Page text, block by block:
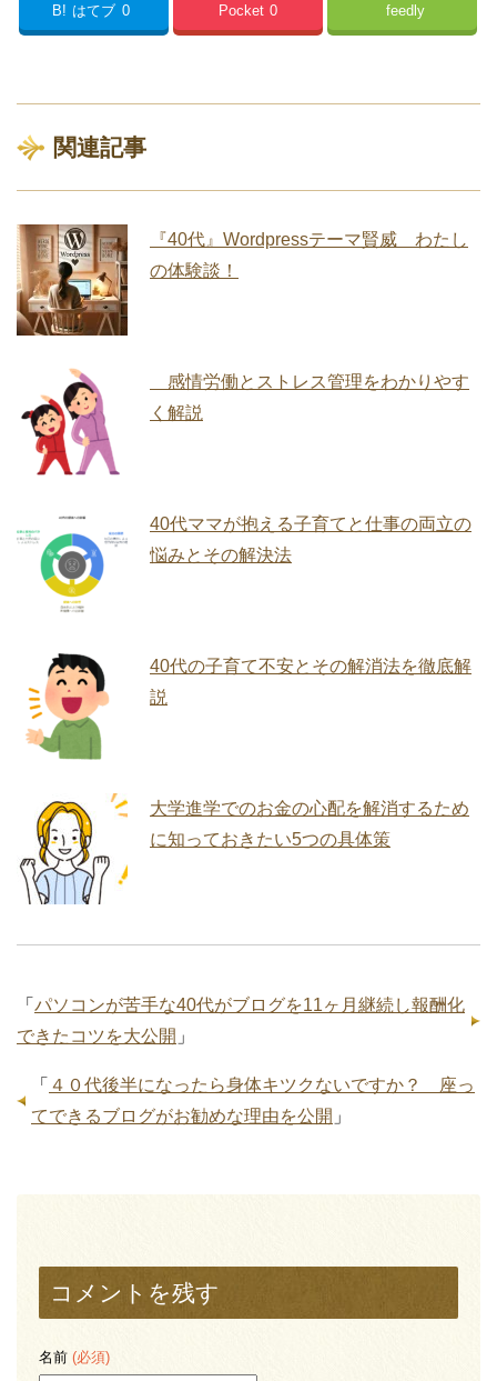
B! はてブ 0 Pocket 0 feedly
関連記事
『40代』Wordpressテーマ賢威 わたし
の体験談！
感情労働とストレス管理をわかりやす
く解説
40代ママが抱える子育てと仕事の両立の
悩みとその解決法
40代の子育て不安とその解消法を徹底解
説
大学進学でのお金の心配を解消するため
に知っておきたい5つの具体策
「 パソコンが苦手な40代がブログを11ヶ月継続し報酬化
できたコツを大公開 」
「 ４０代後半になったら身体キツクないですか？ 座っ
てできるブログがお勧めな理由を公開 」
コメントを残す
名前 (必須)